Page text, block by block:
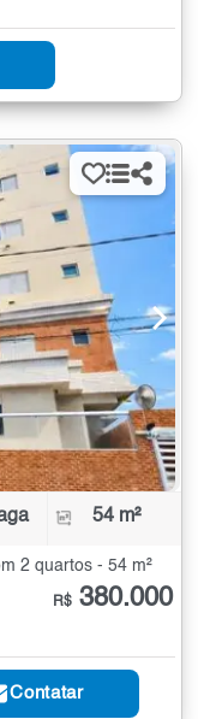
54 m²
2 quartos - 54 m²
R$ 380.000
Contatar